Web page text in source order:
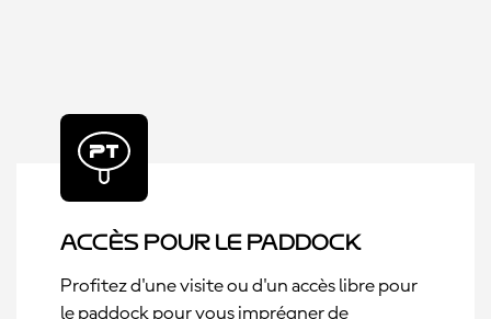
Accès pour le paddock
Profitez d'une visite ou d'un accès libre pour
le paddock pour vous imprégner de